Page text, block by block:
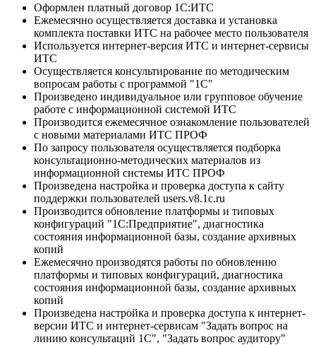
Оформлен платный договор 1С:ИТС
Ежемесячно осуществляется доставка и установка
комплекта поставки ИТС на рабочее место пользователя
Используется интернет-версия ИТС и интернет-сервисы
ИТС
Осуществляется консультирование по методическим
вопросам работы с программой "1С"
Произведено индивидуальное или групповое обучение
работе с информационной системой ИТС
Производится ежемесячное ознакомление пользователей
с новыми материалами ИТС ПРОФ
По запросу пользователя осуществляется подборка
консультационно-методических материалов из
информационной системы ИТС ПРОФ
Произведена настройка и проверка доступа к сайту
поддержки пользователей users.v8.1c.ru
Производится обновление платформы и типовых
конфигураций "1С:Предприятие", диагностика
состояния информационной базы, создание архивных
копий
Ежемесячно производятся работы по обновлению
платформы и типовых конфигураций, диагностика
состояния информационной базы, создание архивных
копий
Произведена настройка и проверка доступа к интернет-
версии ИТС и интернет-сервисам "Задать вопрос на
линию консультаций 1С", "Задать вопрос аудитору"